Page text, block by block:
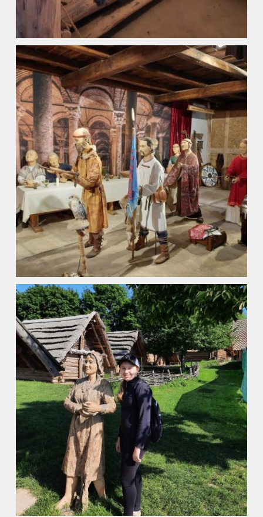
ZŠ a MŠ při nemocnici
Školní družina
Fotogalerie
Kalendář akcí
Aktuality
Kontakty